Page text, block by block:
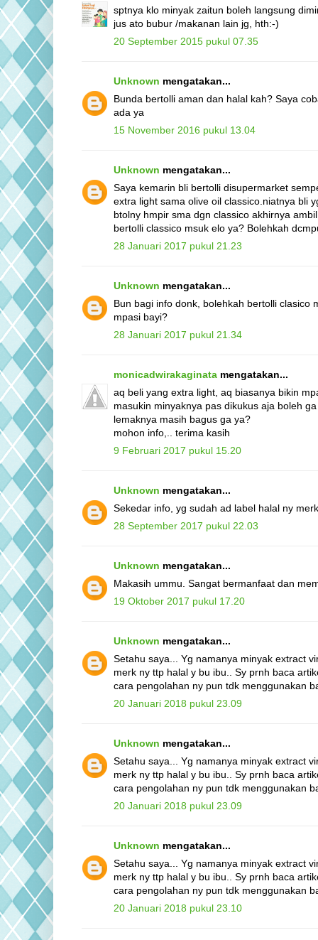
sptnya klo minyak zaitun boleh langsung
jus ato bubur /makanan lain jg, hth:-)
20 September 2015 pukul 07.35
Unknown mengatakan...
Bunda bertolli aman dan halal kah? Saya
ada ya
15 November 2016 pukul 13.04
Unknown mengatakan...
Saya kemarin bli bertolli disupermarket
extra light sama olive oil classico.niatnya bli
btolny hmpir sma dgn classico akhirnya
bertolli classico msuk elo ya? Bolehkah
28 Januari 2017 pukul 21.23
Unknown mengatakan...
Bun bagi info donk, bolehkah bertolli clasico
mpasi bayi?
28 Januari 2017 pukul 21.34
monicadwirakaginata mengatakan...
aq beli yang extra light, aq biasanya bikin
masukin minyaknya pas dikukus aja boleh
lemaknya masih bagus ga ya?
mohon info,.. terima kasih
9 Februari 2017 pukul 15.20
Unknown mengatakan...
Sekedar info, yg sudah ad label halal ny
28 September 2017 pukul 22.03
Unknown mengatakan...
Makasih ummu. Sangat bermanfaat dan
19 Oktober 2017 pukul 17.20
Unknown mengatakan...
Setahu saya... Yg namanya minyak extract
merk ny ttp halal y bu ibu.. Sy prnh baca
cara pengolahan ny pun tdk menggunakan
20 Januari 2018 pukul 23.09
Unknown mengatakan...
Setahu saya... Yg namanya minyak extract
merk ny ttp halal y bu ibu.. Sy prnh baca
cara pengolahan ny pun tdk menggunakan
20 Januari 2018 pukul 23.09
Unknown mengatakan...
Setahu saya... Yg namanya minyak extract
merk ny ttp halal y bu ibu.. Sy prnh baca
cara pengolahan ny pun tdk menggunakan
20 Januari 2018 pukul 23.10